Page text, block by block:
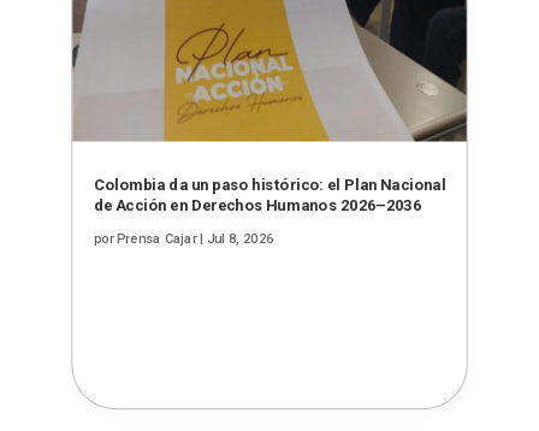
Colombia da un paso histórico: el Plan Nacional
de Acción en Derechos Humanos 2026–2036
porPrensa Cajar| Jul 8, 2026